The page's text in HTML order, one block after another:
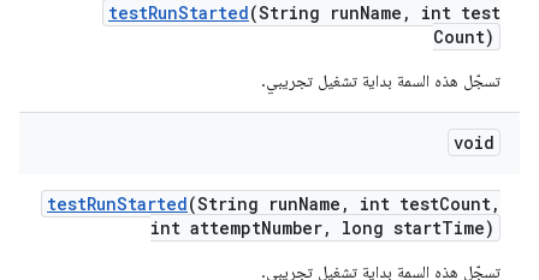
testRunStarted(String runName ,
int test
Count)
تسجّل هذه السمة بداية تشغيل تجريبي.
void
testRunStarted(String runName , int testCount,
int attemptNumber, long startTime)
تسجّل هذه السمة بداية تشغيل تجريبي.